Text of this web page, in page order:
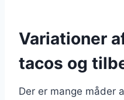
Variationer
tacos og
Der er mange måder